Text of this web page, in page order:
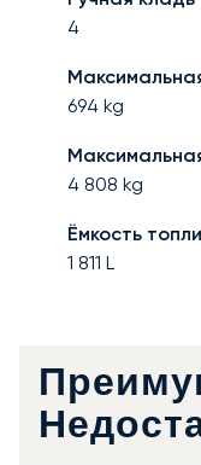
4
694 kg
4 808 kg
Ёмкость
1 811 L